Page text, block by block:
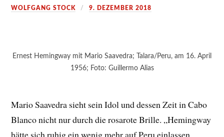
WOLFGANG STOCK 9. DEZEMBER 2018
Ernest Hemingway mit Mario Saavedra; Talara/Peru, am 16. April
1956; Foto: Guillermo Alias
Mario Saavedra sieht sein Idol und dessen Zeit in Cabo
Blanco nicht nur durch die rosarote Brille. „Hemingway
hätte sich ruhig ein wenig mehr auf Peru einlassen